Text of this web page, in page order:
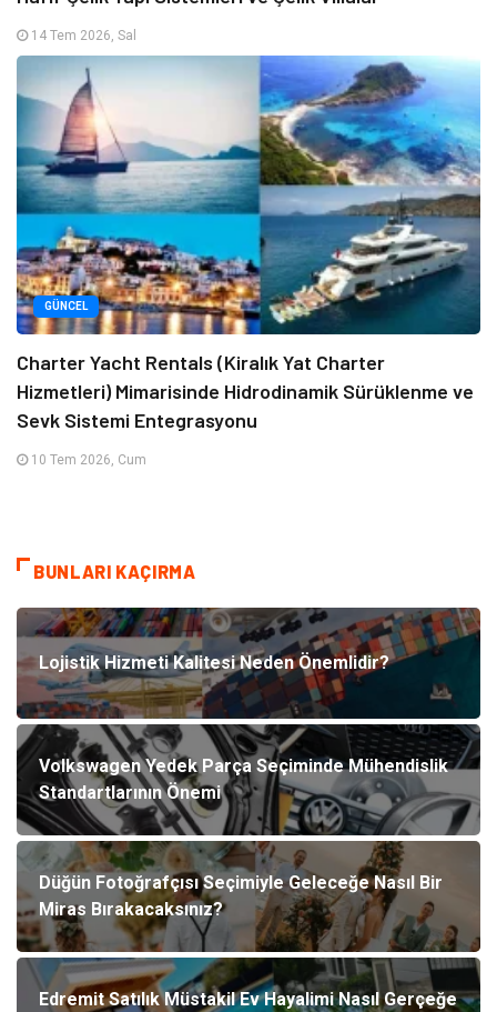
14 Tem 2026, Sal
GÜNCEL
Charter Yacht Rentals (Kiralık Yat Charter
Hizmetleri) Mimarisinde Hidrodinamik Sürüklenme ve
Sevk Sistemi Entegrasyonu
10 Tem 2026, Cum
BUNLARI KAÇIRMA
Lojistik Hizmeti Kalitesi Neden Önemlidir?
Volkswagen Yedek Parça Seçiminde Mühendislik
Standartlarının Önemi
Düğün Fotoğrafçısı Seçimiyle Geleceğe Nasıl Bir
Miras Bırakacaksınız?
Edremit Satılık Müstakil Ev Hayalimi Nasıl Gerçeğe